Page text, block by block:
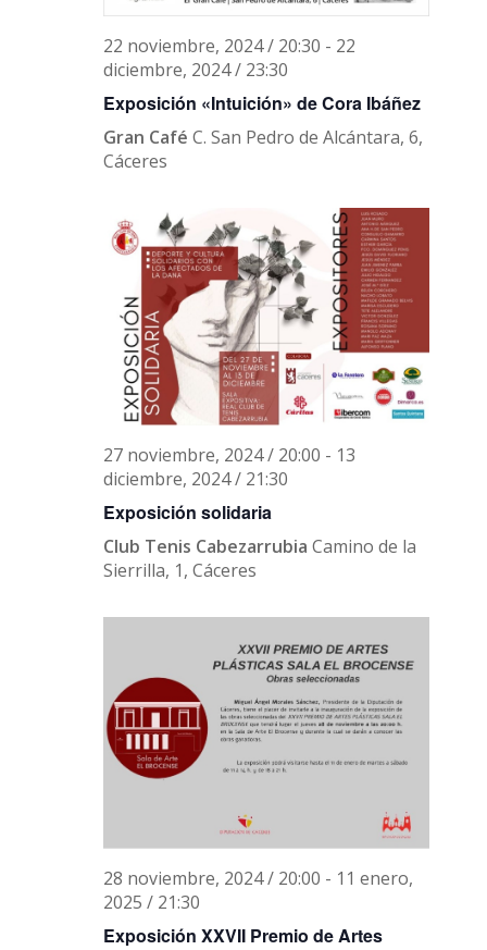
22 noviembre, 2024 / 20:30 - 22
diciembre, 2024 / 23:30
Exposición «Intuición» de Cora Ibáñez
Gran CaféC. San Pedro de Alcántara, 6,
Cáceres
27 noviembre, 2024 / 20:00 - 13
diciembre, 2024 / 21:30
Exposición solidaria
Club Tenis CabezarrubiaCamino de la
Sierrilla, 1, Cáceres
28 noviembre, 2024 / 20:00 - 11 enero,
2025 / 21:30
Exposición XXVII Premio de Artes
03:00
lunes,
No
this
day.
martes,
No
this
day.
miércoles,
2024
jueves,
2024
viernes,
sábado,
2024
domingo,
8,
2024